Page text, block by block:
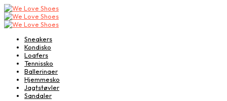
Sneakers
Kondisko
Loafers
Tennissko
Ballerinaer
Hjemmesko
Jagtstøvler
Sandaler